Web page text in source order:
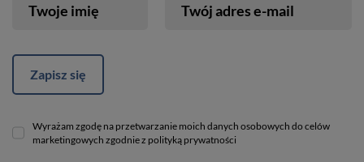
Twoje imię Twój adres e-mail
Zapisz się
Wyrażam zgodę na przetwarzanie moich danych osobowych do celów
marketingowych zgodnie z polityką prywatności